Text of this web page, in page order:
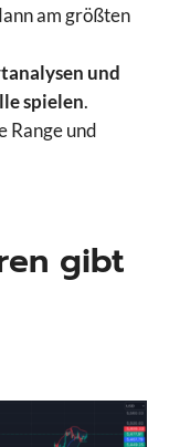
am größten
und
spielen.
Range und
gibt